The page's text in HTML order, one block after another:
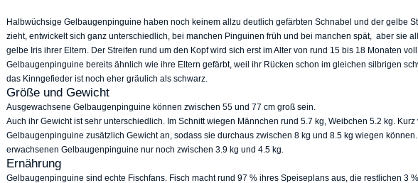
Halbwüchsige Gelbaugenpinguine haben noch keinem allzu deutlich gefärbten Schnabel und der gelbe
zieht, entwickelt sich ganz unterschiedlich, bei manchen Pinguinen früh und bei manchen spät, aber sie
gelbe Iris ihrer Eltern. Der Streifen rund um den Kopf wird sich erst im Alter von rund 15 bis 18 Monaten
Gelbaugenpinguine bereits ähnlich wie ihre Eltern gefärbt, weil ihr Rücken schon im gleichen silbrigen
das Kinngefieder ist noch eher gräulich als schwarz.
Größe und Gewicht
Ausgewachsene Gelbaugenpinguine können zwischen 55 und 77 cm groß sein.
Auch ihr Gewicht ist sehr unterschiedlich. Im Schnitt wiegen Männchen rund 5.7 kg, Weibchen 5.2 kg.
Gelbaugenpinguine zusätzlich Gewicht an, sodass sie durchaus zwischen 8 kg und 8.5 kg wiegen
erwachsenen Gelbaugenpinguine nur noch zwischen 3.9 kg und 4.5 kg.
Ernährung
Gelbaugenpinguine sind echte Fischfans. Fisch macht rund 97 % ihres Speiseplans aus, die restlichen 3